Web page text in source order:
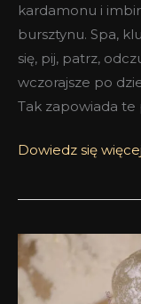
kardamonu i
bursztynu. Spa,
się, pij, patrz,
wczorajsze po
Tak zapowiada te
Dowiedz się
Najlepsze
perfumy
do